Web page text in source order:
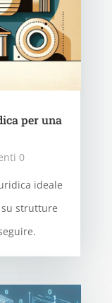
per una
0
ideale
strutture